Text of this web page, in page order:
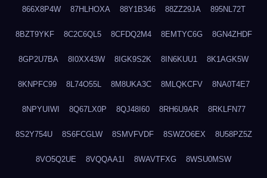
866X8P4W 87HLHOXA 88Y1B346 88ZZ29JA 895NL72T
8BZT9YKF 8C2C6QL5 8CFDQ2M4 8EMTYC6G 8GN4ZHDF
8GP2U7BA 8I0XX43W 8IGK9S2K 8IN6KUU1 8K1AGK5W
8KNPFC99 8L74O55L 8M8UKA3C 8MLQKCFV 8NA0T4E7
8NPYUIWI 8Q67LX0P 8QJ48I60 8RH6U9AR 8RKLFN77
8S2Y754U 8S6FCGLW 8SMVFVDF 8SWZO6EX 8U58PZ5Z
8VO5Q2UE 8VQQAA1I 8WAVTFXG 8WSU0MSW